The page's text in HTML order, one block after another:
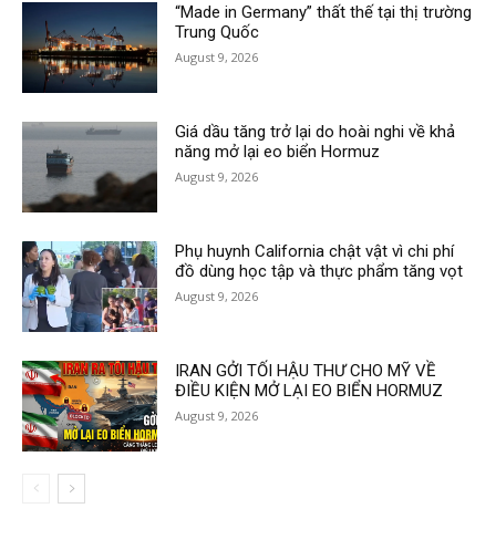
“Made in Germany” thất thế tại thị trường
Trung Quốc
August 9, 2026
Giá dầu tăng trở lại do hoài nghi về khả
năng mở lại eo biển Hormuz
August 9, 2026
Phụ huynh California chật vật vì chi phí
đồ dùng học tập và thực phẩm tăng vọt
August 9, 2026
IRAN GỞI TỐI HẬU THƯ CHO MỸ VỀ
ĐIỀU KIỆN MỞ LẠI EO BIỂN HORMUZ
August 9, 2026